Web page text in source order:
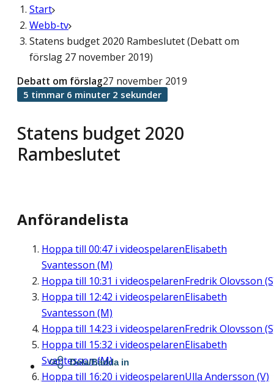
Start
Webb-tv
Statens budget 2020 Rambeslutet (Debatt om
förslag 27 november 2019)
Statens budget 2020
Rambeslutet
Debatt om förslag27 november 2019
5 timmar 6 minuter 2 sekunder
Anförandelista
Hoppa till 00:47 i videospelarenElisabeth
Svantesson (M)
Hoppa till 10:31 i videospelarenFredrik Olovsson
Hoppa till 12:42 i videospelarenElisabeth
Svantesson (M)
Hoppa till 14:23 i videospelarenFredrik Olovsson
Hoppa till 15:32 i videospelarenElisabeth
Svantesson (M)
Hoppa till 16:20 i videospelarenUlla Andersson (V)
Dela/Bädda in